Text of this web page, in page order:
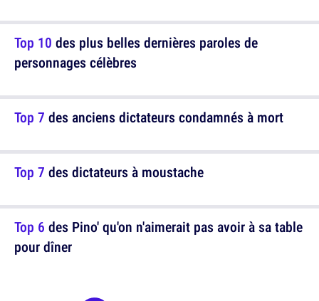
Top 7 des anciens dictateurs condamnés à mort
Top 6 des Pino' qu'on n'aimerait pas avoir à sa table
pour dîner
Top 10 des plus belles dernières paroles de
personnages célèbres
Top 7 des dictateurs à moustache